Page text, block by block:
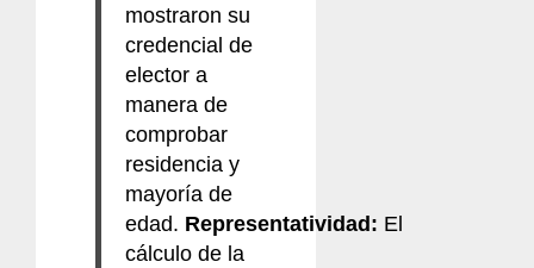
mostraron su
credencial de
elector a
manera de
comprobar
residencia y
mayoría de
edad. Representatividad: El
cálculo de la